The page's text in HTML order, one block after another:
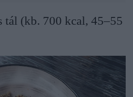
tál (kb. 700 kcal, 45–55